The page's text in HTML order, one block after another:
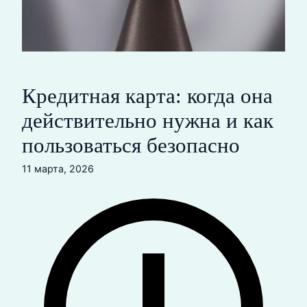
Кредитная карта: когда она
действительно нужна и как
пользоваться безопасно
11 марта, 2026